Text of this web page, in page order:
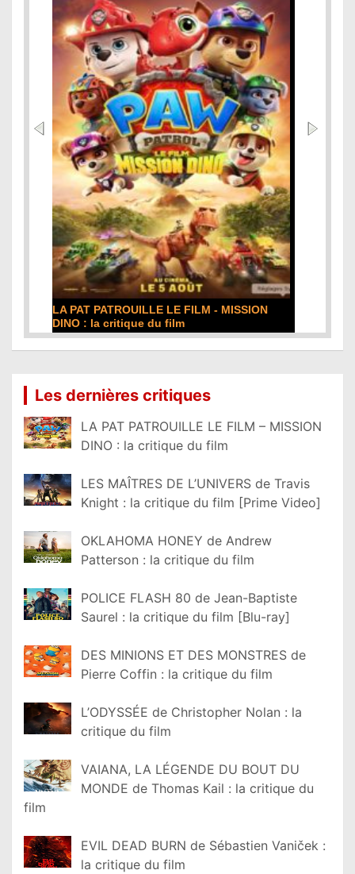
LA PAT PATROUILLE LE FILM - MISSION
DINO : la critique du film
Les dernières critiques
LA PAT PATROUILLE LE FILM – MISSION
DINO : la critique du film
LES MAÎTRES DE L’UNIVERS de Travis
Knight : la critique du film [Prime Video]
OKLAHOMA HONEY de Andrew
Patterson : la critique du film
POLICE FLASH 80 de Jean-Baptiste
Saurel : la critique du film [Blu-ray]
DES MINIONS ET DES MONSTRES de
Pierre Coffin : la critique du film
L’ODYSSÉE de Christopher Nolan : la
critique du film
VAIANA, LA LÉGENDE DU BOUT DU
MONDE de Thomas Kail : la critique du
film
EVIL DEAD BURN de Sébastien Vaniček :
la critique du film